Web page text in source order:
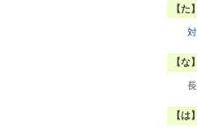
【た】
【な】
【は】